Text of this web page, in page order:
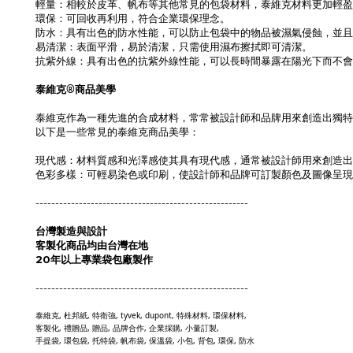
輕量：相較於皮革、帆布等其他常見的包袋材料，泰維克材料更加輕
環保：可回收再利用，符合企業環保理念。
防水：具有出色的防水性能，可以防止包袋中的物品被濕氣侵蝕，並
易清潔：表面平滑，易於清潔，只需使用濕布擦拭即可清潔。
抗紫外線：具有出色的抗紫外線性能，可以長時間暴露在陽光下而不
泰維克®商品美學
泰維克作為一種先進的合成材料，常常被設計師和品牌用來創造出獨
以下是一些常見的泰維克商品美學：
現代感：材料質感和光澤感使其具有現代感，通常被設計師用來創造
色彩多樣：可輕易染色或印刷，使設計師和品牌可訂製顏色及圖像呈
------------------------------------------------------
台灣製造與設計
客製化商品均由台灣在地
20年以上專業袋包廠製作
------------------------------------------------------
泰維克, 杜邦紙, 特衛強, tyvek, dupont, 特殊材料, 環保材料,
客製化, 禮贈品, 贈品, 品牌合作, 企業採購, 小量訂製,
手提袋, 環包袋, 托特袋, 帆布袋, 保溫袋, 小包, 背包, 環保, 防水